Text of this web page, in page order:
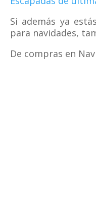
Si además ya
para navidades,
De compras en